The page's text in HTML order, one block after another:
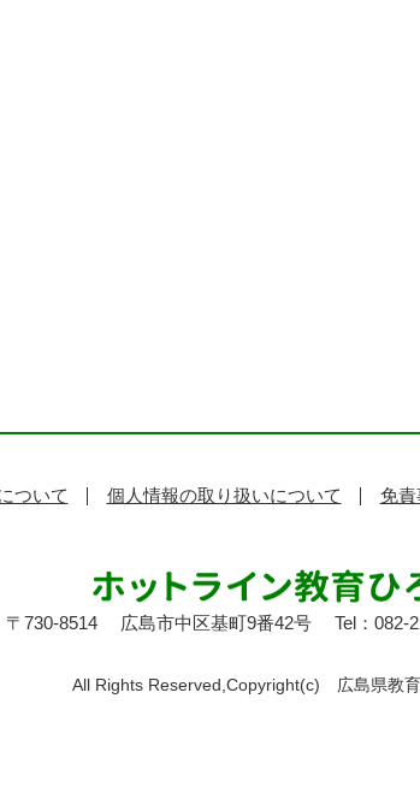
ついて 個人情報の取り扱いについて 免責
〒730-8514 広島市中区基町9番42号 Tel：082-
All Rights Reserved,Copyright(c) 広島県教